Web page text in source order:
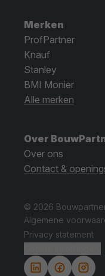
Merken
ProfPartner
Knauf
Stanley
BMI Monier
Alle merken
Over
Over ons
Contact &
© 2026
Algemene
Privacy statement